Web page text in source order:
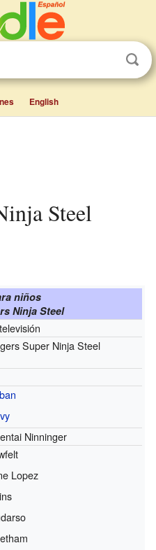
English
niños
Ninja Steel
Super Ninja Steel
Ninninger
Lopez